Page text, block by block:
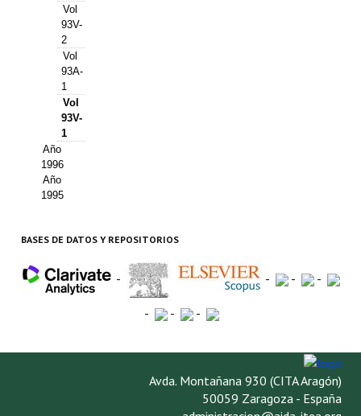
Vol
93V-
2
Vol
93A-
1
Vol
93V-
1
Año
1996
Año
1995
BASES DE DATOS Y REPOSITORIOS
- - - -
- - -
Avda. Montañana 930 (CITA Aragón)
50059 Zaragoza - España